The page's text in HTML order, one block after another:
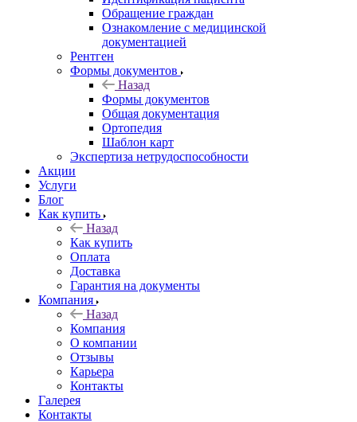
Обращение граждан
Ознакомление с медицинской
документацией
Рентген
Формы документов
Назад
Формы документов
Общая документация
Ортопедия
Шаблон карт
Экспертиза нетрудоспособности
Акции
Услуги
Блог
Как купить
Назад
Как купить
Оплата
Доставка
Гарантия на документы
Компания
Назад
Компания
О компании
Отзывы
Карьера
Контакты
Галерея
Контакты